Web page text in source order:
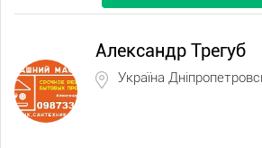
Александр Трегуб
Україна